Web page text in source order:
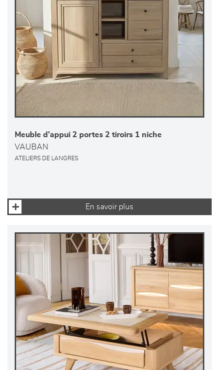
Meuble d’appui 2 portes 2 tiroirs 1 niche
VAUBAN
ATELIERS DE LANGRES
En savoir plus